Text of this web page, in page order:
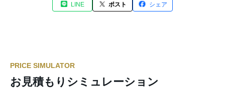
LINE ポスト シェア
PRICE SIMULATOR
お見積もりシミュレーション